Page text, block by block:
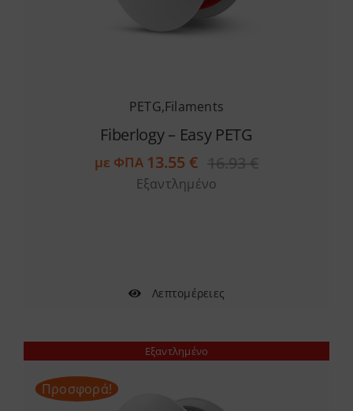
PETG,Filaments
Fiberlogy – Easy PETG
16.93 €
13.55€
με ΦΠΑ
Εξαντλημένο
Λεπτομέρειες
Εξαντλημένο
Προσφορά!